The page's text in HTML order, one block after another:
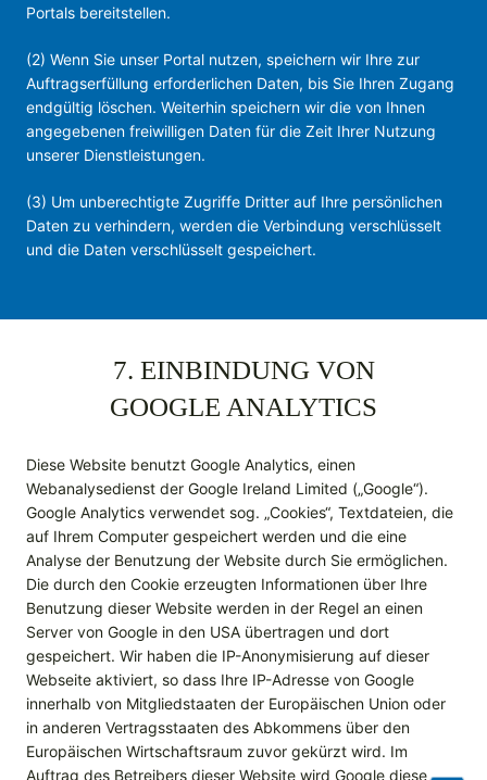
Portals bereitstellen.
(2) Wenn Sie unser Portal nutzen, speichern wir Ihre zur
Auftragserfüllung erforderlichen Daten, bis Sie Ihren Zugang
endgültig löschen. Weiterhin speichern wir die von Ihnen
angegebenen freiwilligen Daten für die Zeit Ihrer Nutzung
unserer Dienstleistungen.
(3) Um unberechtigte Zugriffe Dritter auf Ihre persönlichen
Daten zu verhindern, werden die Verbindung verschlüsselt
und die Daten verschlüsselt gespeichert.
7. EINBINDUNG VON
GOOGLE ANALYTICS
Diese Website benutzt Google Analytics, einen
Webanalysedienst der Google Ireland Limited („Google“).
Google Analytics verwendet sog. „Cookies“, Textdateien, die
auf Ihrem Computer gespeichert werden und die eine
Analyse der Benutzung der Website durch Sie ermöglichen.
Die durch den Cookie erzeugten Informationen über Ihre
Benutzung dieser Website werden in der Regel an einen
Server von Google in den USA übertragen und dort
gespeichert. Wir haben die IP-Anonymisierung auf dieser
Webseite aktiviert, so dass Ihre IP-Adresse von Google
innerhalb von Mitgliedstaaten der Europäischen Union oder
in anderen Vertragsstaaten des Abkommens über den
Europäischen Wirtschaftsraum zuvor gekürzt wird. Im
Auftrag des Betreibers dieser Website wird Google diese